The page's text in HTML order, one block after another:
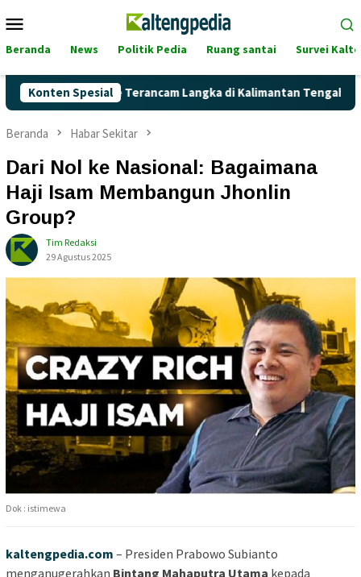
ke
Mobile
Beranda News Politik Pedia Ruang santai Survei
Konten Spesial
Pertalite Terancam Langka di Kalimantan Tengah?
Beranda Habar Sekitar
Dari Nol ke Nasional: Bagaimana
Haji Isam Membangun Jhonlin
Group?
Tim Redaksi
29 Agustus 2025
Dok : istimewa
kaltengpedia.com – Presiden Prabowo Subianto
menganugerahkan Bintang Mahaputra Utama kepada